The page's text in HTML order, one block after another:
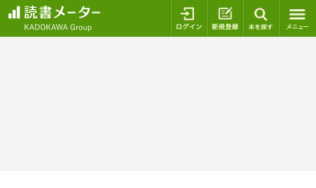
ログイン 新規登録